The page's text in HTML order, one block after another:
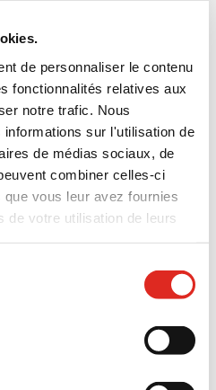
de personnaliser le contenu
fonctionnalités relatives aux
notre trafic. Nous
informations sur l'utilisation de
de médias sociaux, de
combiner celles-ci
vous leur avez fournies
de votre utilisation de leurs